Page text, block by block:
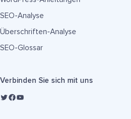
SEO-Analyse
Überschriften-Analyse
SEO-Glossar
Verbinden Sie sich mit uns